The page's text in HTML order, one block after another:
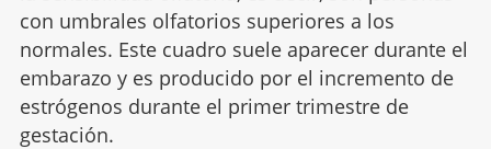
con umbrales olfatorios superiores a los
normales. Este cuadro suele aparecer durante el
embarazo y es producido por el incremento de
estrógenos durante el primer trimestre de
gestación.